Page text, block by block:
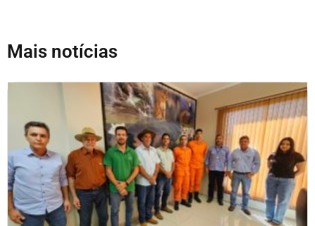
Mais notícias